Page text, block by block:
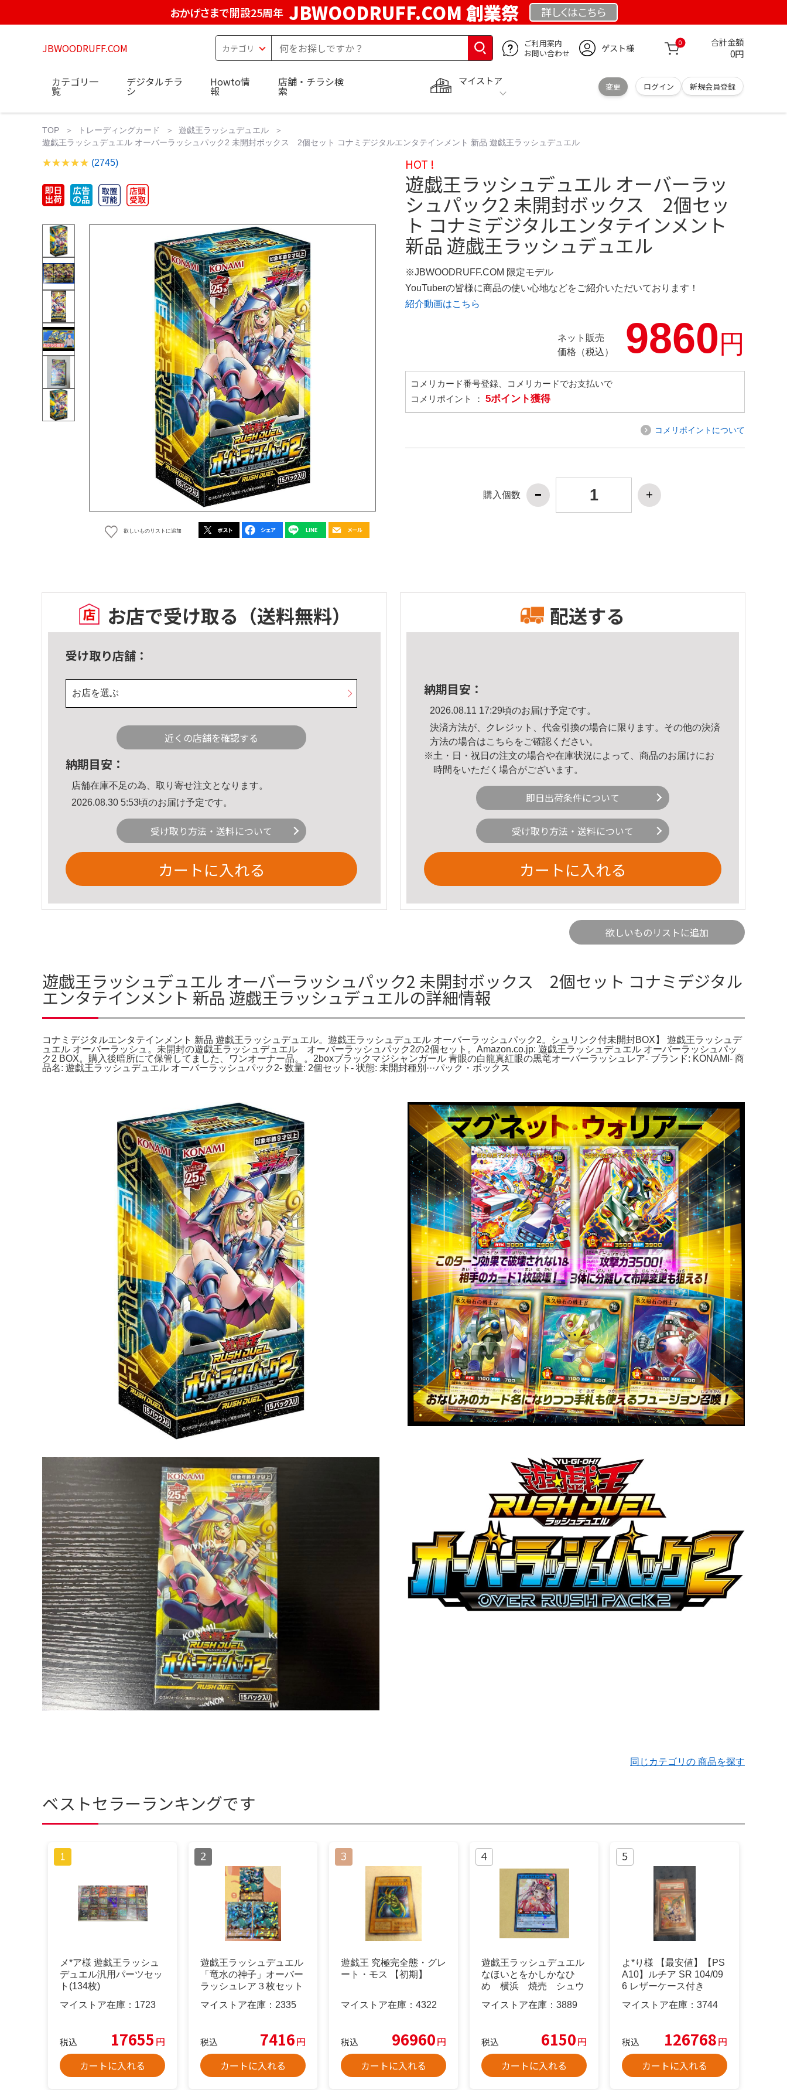
おかげさまで開設25周年 JBWOODRUFF.COM 創業祭 詳しくはこちら
JBWOODRUFF.COM
ご利用案内
お問い合わせ
ゲスト様 0 合計金額
0円
マイストア
変更 ログイン 新規会員登録
カテゴリ一
覧
デジタルチラ
シ
Howto情
報
店舗・チラシ検
索
TOP トレーディングカード
遊戯王ラッシュデュエル
遊戯王ラッシュデュエル オーバーラッシュパック2 未開封ボックス 2個セット コナミデジタルエンタテインメント 新品 遊戯王ラッシュデュエル
(2745)
欲しいものリストに追加
HOT !
遊戯王ラッシュデュエル オーバーラッ
シュパック2 未開封ボックス 2個セッ
ト コナミデジタルエンタテインメント
新品 遊戯王ラッシュデュエル
※JBWOODRUFF.COM 限定モデル
YouTuberの皆様に商品の使い心地などをご紹介いただいております！
紹介動画はこちら
ネット販売
価格（税込）
9860円
コメリカード番号登録、コメリカードでお支払いで
コメリポイント ： 5ポイント獲得
コメリポイントについて
購入個数
お店で受け取る （送料無料）
受け取り店舗：
お店を選ぶ
近くの店舗を確認する
納期目安：
店舗在庫不足の為、取り寄せ注文となります。
2026.08.30 5:53頃のお届け予定です。
受け取り方法・送料について
カートに入れる
配送する
納期目安：
2026.08.11 17:29頃のお届け予定です。
決済方法が、クレジット、代金引換の場合に限ります。その他の決済
方法の場合はこちら をご確認ください。
※土・日・祝日の注文の場合や在庫状況によって、商品のお届けにお
時間をいただく場合がございます。
即日出荷条件について
受け取り方法・送料について
カートに入れる
欲しいものリストに追加
遊戯王ラッシュデュエル オーバーラッシュパック2 未開封ボックス 2個セット コナミデジタル
エンタテインメント 新品 遊戯王ラッシュデュエルの詳細情報
コナミデジタルエンタテインメント 新品 遊戯王ラッシュデュエル。遊戯王ラッシュデュエル オーバーラッシュパック2。シュリンク付未開封BOX】 遊戯王ラッシュデ
ュエル オーバーラッシュ。未開封の遊戯王ラッシュデュエル オーバーラッシュパック2の2個セット。Amazon.co.jp: 遊戯王ラッシュデュエル オーバーラッシュパッ
ク2 BOX。購入後暗所にて保管してました、ワンオーナー品。。2boxブラックマジシャンガール 青眼の白龍真紅眼の黒竜オーバーラッシュレア- ブランド: KONAMI- 商
品名: 遊戯王ラッシュデュエル オーバーラッシュパック2- 数量: 2個セット- 状態: 未開封種別···パック・ボックス
同じカテゴリの 商品を探す
ベストセラーランキングです
メ*ア様 遊戯王ラッシュ
デュエル汎用パーツセッ
ト(134枚)
マイストア在庫： 1723
税込 17655 円
カートに入れる
遊戯王ラッシュデュエル
「竜水の神子」オーバー
ラッシュレア３枚セット
マイストア在庫： 2335
税込 7416円
カートに入れる
遊戯王 究極完全態・グレ
ート・モス 【初期】
マイストア在庫： 4322
税込 96960円
カートに入れる
遊戯王ラッシュデュエル
なほいとをかしかなひ
め 横浜 焼売 シュウ
マイストア在庫： 3889
税込 6150円
カートに入れる
よ*り様 【最安値】【PS
A10】ルチア SR 104/09
6 レザーケース付き
マイストア在庫： 3744
税込 126768円
カートに入れる